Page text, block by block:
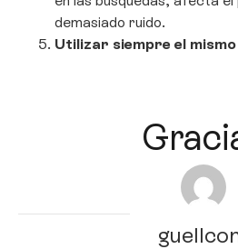
demasiado ruido.
Utilizar siempre el